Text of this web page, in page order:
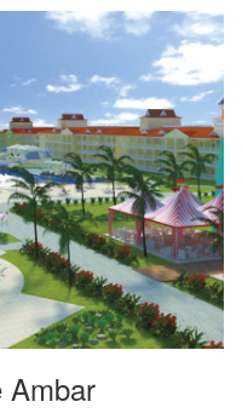
Ambar